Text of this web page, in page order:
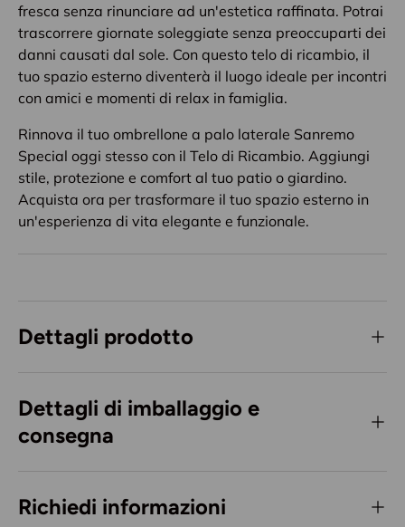
fresca senza rinunciare ad un'estetica raffinata. Potrai
trascorrere giornate soleggiate senza preoccuparti dei
danni causati dal sole. Con questo telo di ricambio, il
tuo spazio esterno diventerà il luogo ideale per incontri
con amici e momenti di relax in famiglia.
Rinnova il tuo ombrellone a palo laterale Sanremo
Special oggi stesso con il Telo di Ricambio. Aggiungi
stile, protezione e comfort al tuo patio o giardino.
Acquista ora per trasformare il tuo spazio esterno in
un'esperienza di vita elegante e funzionale.
Dettagli prodotto
Dettagli di imballaggio e
consegna
Richiedi informazioni